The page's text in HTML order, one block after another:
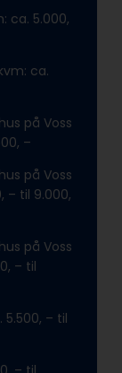
ca. 5.000,
ca.
på Voss
–
på Voss
– til 9.000,
på Voss
– til
– til